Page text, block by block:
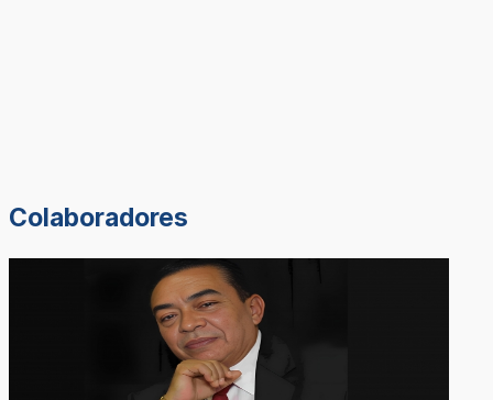
Colaboradores